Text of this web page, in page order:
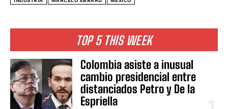
TOP 5 THIS WEEK
Colombia asiste a inusual
cambio presidencial entre
distanciados Petro y De la
Espriella